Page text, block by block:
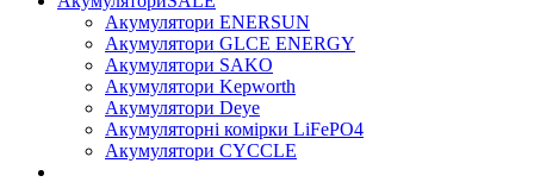
Акумулятори ENERSUN
Акумулятори GLCE ENERGY
Акумулятори SAKO
Акумулятори Kepworth
Акумулятори Deye
Акумуляторні комірки LiFePO4
Акумулятори CYCCLE